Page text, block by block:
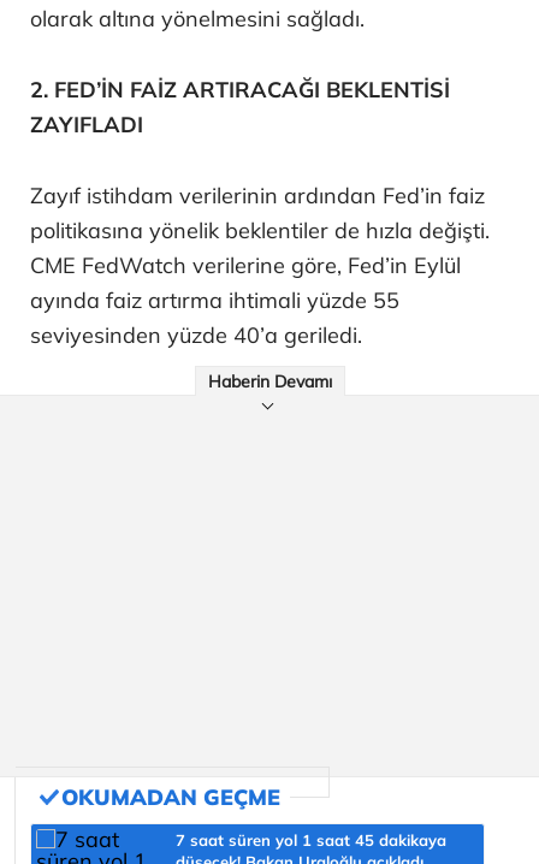
olarak altına yönelmesini sağladı.
2. FED’İN FAİZ ARTIRACAĞI BEKLENTİSİ
ZAYIFLADI
Zayıf istihdam verilerinin ardından Fed’in faiz
politikasına yönelik beklentiler de hızla değişti.
CME FedWatch verilerine göre, Fed’in Eylül
ayında faiz artırma ihtimali yüzde 55
seviyesinden yüzde 40’a geriledi.
Haberin Devamı
7 saat süren yol 1 saat 45 dakikaya